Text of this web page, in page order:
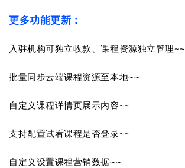
更多功能更新：
入驻机构可独立收款、课程资源独立管理~~
批量同步云端课程资源至本地~~
自定义课程详情页展示内容~~
支持配置试看课程是否登录~~
自定义设置课程营销数据~~